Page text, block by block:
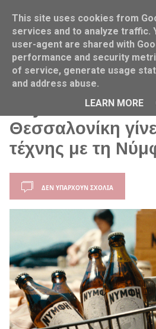
Home Νύμφη μπύρα
City of Makers: Η
Θεσσαλονίκη
τέχνης με τη
ΔΕΝ ΥΠΆΡΧΟΥΝ ΣΧΌΛΙΑ
This site uses cookies from
services and to analyze traffic.
user-agent are shared with
performance and security
of service, generate usage
and address abuse.
LEARN MORE